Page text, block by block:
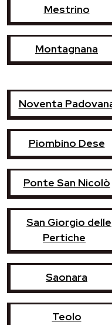
Mestrino
Montagnana
Noventa
Piombino Dese
Ponte San Nicolò
San Giorgio delle
Pertiche
Saonara
Teolo